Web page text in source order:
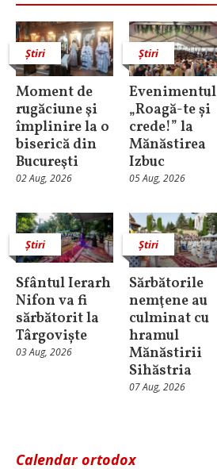
Știri
Moment de
rugăciune şi
împlinire la o
biserică din
Bucureşti
02 Aug, 2026
Știri
Evenimentul
„Roagă-te și
crede!” la
Mănăstirea
Izbuc
05 Aug, 2026
Știri
Sfântul Ierarh
Nifon va fi
sărbătorit la
Târgoviște
03 Aug, 2026
Știri
Sărbătorile
nemţene au
culminat cu
hramul
Mănăstirii
Sihăstria
07 Aug, 2026
Calendar ortodox